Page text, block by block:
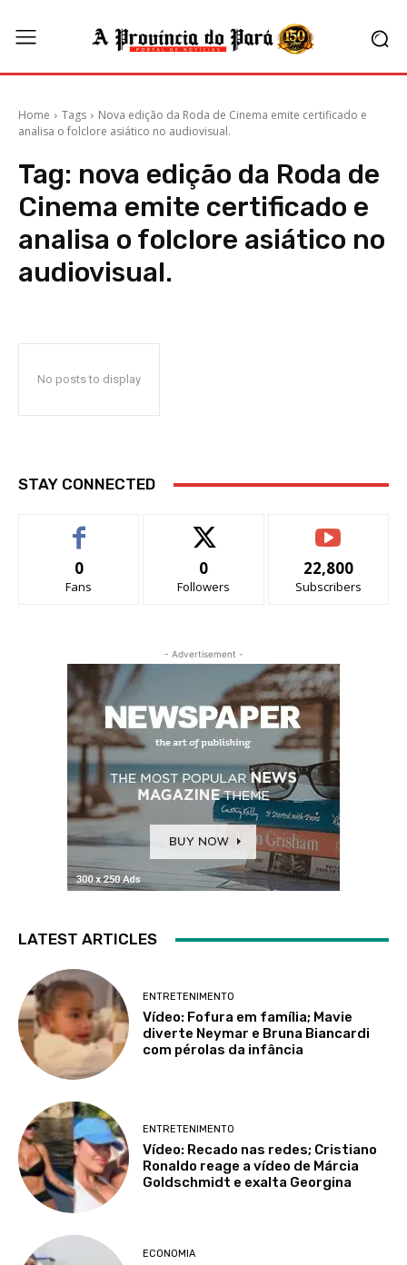
Home Tags
Nova edição da Roda de Cinema emite certificado e
analisa o folclore asiático no audiovisual.
Tag: nova edição da Roda de
Cinema emite certificado e
analisa o folclore asiático no
audiovisual.
No posts to display
STAY CONNECTED
0
Fans
0
Followers
22,800
Subscribers
- Advertisement -
LATEST ARTICLES
ENTRETENIMENTO
Vídeo: Fofura em família; Mavie
diverte Neymar e Bruna Biancardi
com pérolas da infância
ENTRETENIMENTO
Vídeo: Recado nas redes; Cristiano
Ronaldo reage a vídeo de Márcia
Goldschmidt e exalta Georgina
ECONOMIA